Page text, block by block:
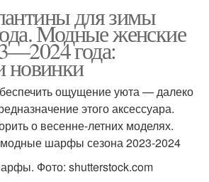
для зимы
Модные женские
года:
новинки
ощущение уюта — далеко
этого аксессуара.
о весенне-летних моделях.
шарфы сезона 2023-2024
Фото: shutterstock.com